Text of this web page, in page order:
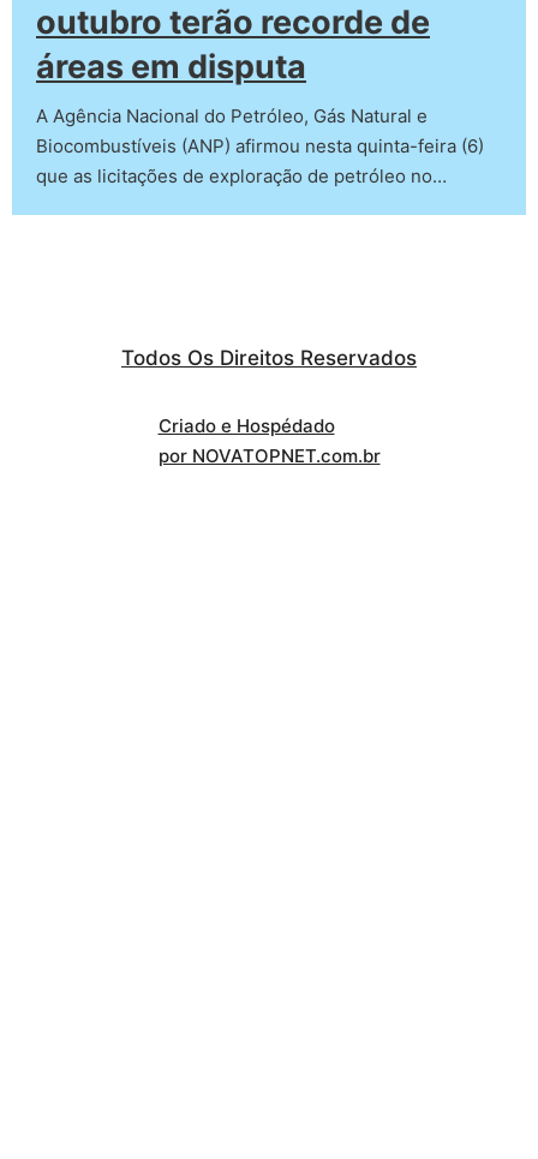
outubro terão recorde de
áreas em disputa
A Agência Nacional do Petróleo, Gás Natural e
Biocombustíveis (ANP) afirmou nesta quinta-feira (6)
que as licitações de exploração de petróleo no…
Todos Os Direitos Reservados
Criado e Hospédado
por NOVATOPNET.com.br